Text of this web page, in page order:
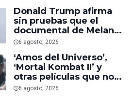
Donald Trump afirma
sin pruebas que el
documental de Melania
es ‘la película número
6 agosto, 2026
‘Amos del Universo’,
‘Mortal Kombat II’ y
otras películas que no
dominaron la taquilla
6 agosto, 2026